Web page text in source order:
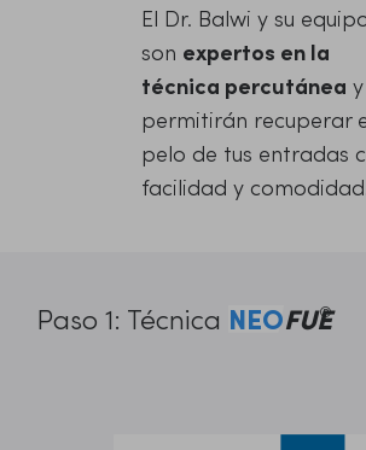
El Dr. Balwi y su
son expertos en la
técnica percutánea
permitirán recuperar
pelo de tus entradas
facilidad y
Paso 1: Técnica NEOFUE
®